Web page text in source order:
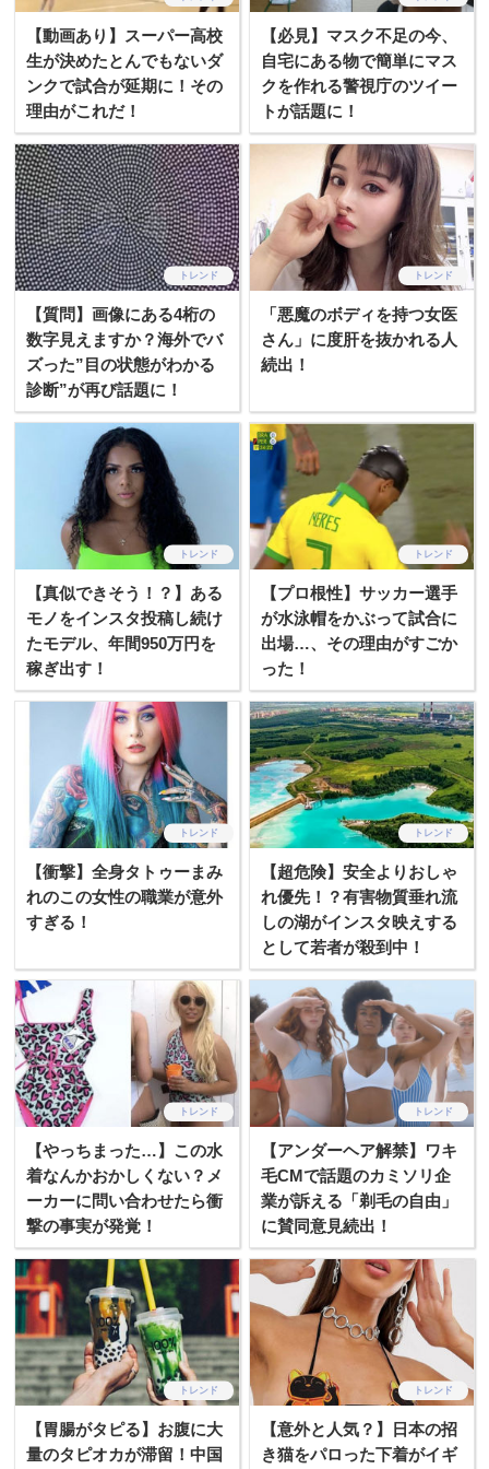
【動画あり】スーパー高校
生が決めたとんでもないダ
ンクで試合が延期に！その
理由がこれだ！
【必見】マスク不足の今、
自宅にある物で簡単にマス
クを作れる警視庁のツイー
トが話題に！
【質問】画像にある4桁の
数字見えますか？海外でバ
ズった”目の状態がわかる
診断”が再び話題に！
トレンド
「悪魔のボディを持つ女医
さん」に度肝を抜かれる人
続出！
トレンド
【真似できそう！？】ある
モノをインスタ投稿し続け
たモデル、年間950万円を
稼ぎ出す！
トレンド
【プロ根性】サッカー選手
が水泳帽をかぶって試合に
出場…、その理由がすごか
った！
トレンド
【衝撃】全身タトゥーまみ
れのこの女性の職業が意外
すぎる！
トレンド
【超危険】安全よりおしゃ
れ優先！？有害物質垂れ流
しの湖がインスタ映えする
として若者が殺到中！
トレンド
【やっちまった…】この水
着なんかおかしくない？メ
ーカーに問い合わせたら衝
撃の事実が発覚！
トレンド
【アンダーヘア解禁】ワキ
毛CMで話題のカミソリ企
業が訴える「剃毛の自由」
に賛同意見続出！
トレンド
【胃腸がタピる】お腹に大
量のタピオカが滞留！中国
トレンド
【意外と人気？】日本の招
き猫をパロった下着がイギ
トレンド